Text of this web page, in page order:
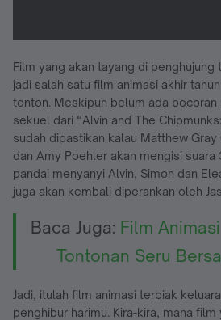
Film yang akan tayang di penghujung
jadi salah satu film animasi akhir
tonton. Meskipun belum ada
sekuel dari “Alvin and The
sudah dipastikan kalau Matthew Gray
dan Amy Poehler akan mengisi suara
pandai menyanyi Alvin, Simon dan
juga akan kembali diperankan oleh
Baca Juga: Film
Tontonan Seru
Jadi, itulah film animasi terbiak
penghibur harimu. Kira-kira, mana